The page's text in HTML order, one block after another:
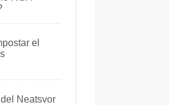
el
Neatsvor